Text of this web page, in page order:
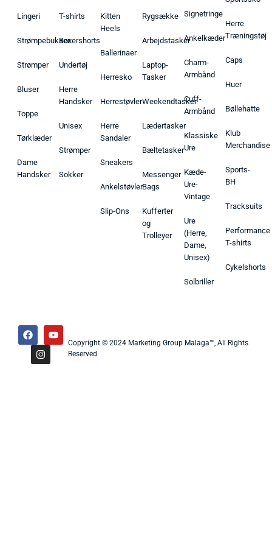
Lingeri
Strømpebukser
Strømper
Bluser
Toppe
Tørklæder
Dame
Handsker
T-shirts
Boxershorts
Undertøj
Herre
Handsker
Unisex
Strømper
Sokker
Kitten
Heels
Ballerinaer
Herresko
Herrestøvler
Herre
Sandaler
Sneakers
Ankelstøvler
Slip-Ons
Rygsække
Arbejdstasker
Laptop-
Tasker
Weekendtasker
Lædertasker
Bæltetasker
Messenger
Bags
Kufferter
og
Trolleyer
Signetringe
Ankelkæder
Charm-
Armbånd
Cuff-
Armbånd
Klassiske
Ure
Kæde-
Ure-
Vintage
Ure
(Herre,
Dame,
Unisex)
Solbriller
Herre
Træningstøj
Caps
Huer
Bøllehatte
Klub
Merchandise
Sports-
BH
Tracksuits
Performance
T-shirts
Cykelshorts
Copyright © 2024 Marketing Group Malaga™, All Rights
Reserved